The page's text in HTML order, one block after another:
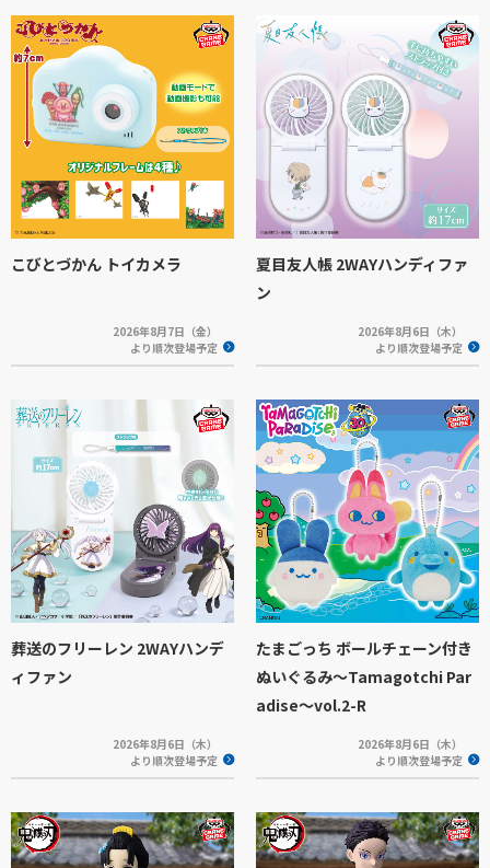
こびとづかん トイカメラ
2026年8月7日（金）
より順次登場予定
夏目友人帳 2WAYハンディファ
ン
2026年8月6日（木）
より順次登場予定
葬送のフリーレン 2WAYハンデ
ィファン
2026年8月6日（木）
より順次登場予定
たまごっち ボールチェーン付き
ぬいぐるみ～Tamagotchi Par
adise～vol.2-R
2026年8月6日（木）
より順次登場予定